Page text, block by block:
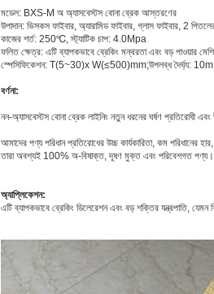
মডেল: BXS-M অ অ্যাসবেস্টস বোনা ব্রেক আস্তরণের
উপাদান: ভিসকস ফাইবার, অ্যারামিড ফাইবার, গ্লাস ফাইবার, 2
কাজের শর্ত: 250℃, স্ট্যাটিক চাপ: 4.0Mpa
ফলিত ক্ষেত্র: এটি ব্যাপকভাবে ব্রেকিং মন্থরতা এবং বড় পাওয়ার
স্পেসিফিকেশন: T(5~30)x W(≤500)mm;উপলব্ধ দৈর্ঘ্য:
বর্ণনা:
নন-অ্যাসবেস্টস বোনা ব্রেক লাইনিং নতুন ধরনের ঘর্ষণ প্রতিরোধী
আমাদের পণ্য পরিধান প্রতিরোধের উচ্চ কার্যকারিতা, কম পরিধানের
তারা অবশ্যই 100% অ-বিষাক্ত, দূষণ মুক্ত এবং পরিবেশগত পণ্য।
অ্যাপ্লিকেশন:
এটি ব্যাপকভাবে ব্রেকিং ডিলেরেশন এবং বড় শক্তির যন্ত্রপাতি,